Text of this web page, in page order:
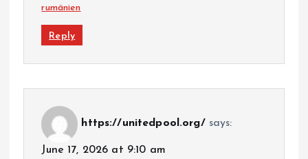
rumänien
Reply
https://unitedpool.org/ says:
June 17, 2026 at 9:10 am